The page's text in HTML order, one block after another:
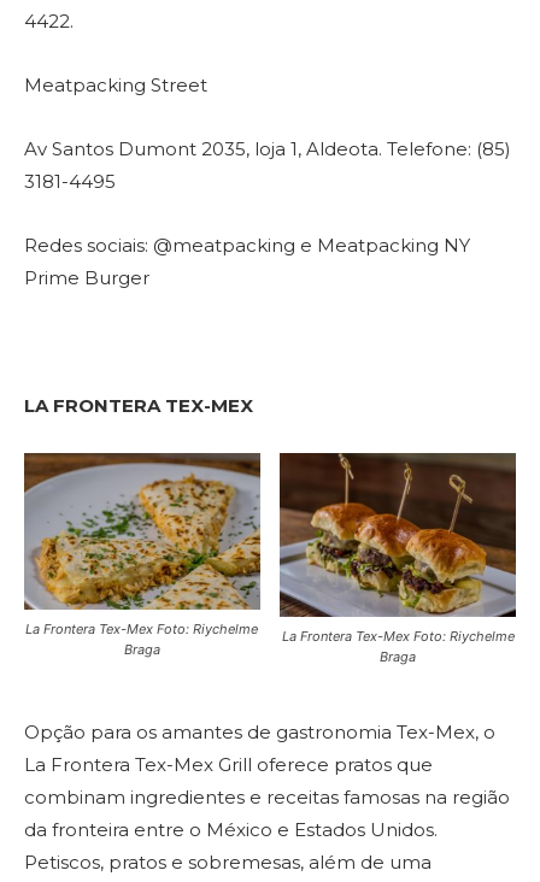
4422.
Meatpacking Street
Av Santos Dumont 2035, loja 1, Aldeota. Telefone: (85)
3181-4495
Redes sociais: @meatpacking e Meatpacking NY
Prime Burger
LA FRONTERA TEX-MEX
La Frontera Tex-Mex Foto: Riychelme
Braga
La Frontera Tex-Mex Foto: Riychelme
Braga
Opção para os amantes de gastronomia Tex-Mex, o
La Frontera Tex-Mex Grill oferece pratos que
combinam ingredientes e receitas famosas na região
da fronteira entre o México e Estados Unidos.
Petiscos, pratos e sobremesas, além de uma